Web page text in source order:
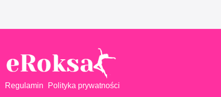
Regulamin Polityka prywatności